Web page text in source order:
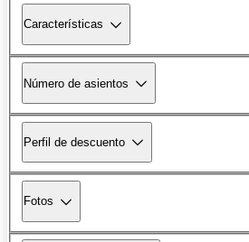
Características
Número de asientos
Perfil de descuento
Fotos